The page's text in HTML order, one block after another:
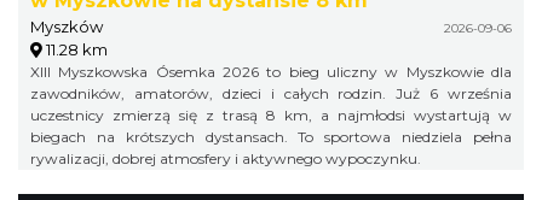
Myszków 2026-09-06
11.28 km
XIII Myszkowska Ósemka 2026 to bieg uliczny w Myszkowie dla
zawodników, amatorów, dzieci i całych rodzin. Już 6 września
uczestnicy zmierzą się z trasą 8 km, a najmłodsi wystartują w
biegach na krótszych dystansach. To sportowa niedziela pełna
rywalizacji, dobrej atmosfery i aktywnego wypoczynku.